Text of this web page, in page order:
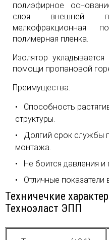
полиэфирное
слоя внешней
полимерная пленка.
Изолятор
помощи пропановой
Преимущества:
Способность
структуры.
Долгий срок службы
монтажа.
Не боится давления и
Отличные показатели
Техничечкие
Техноэласт ЭПП